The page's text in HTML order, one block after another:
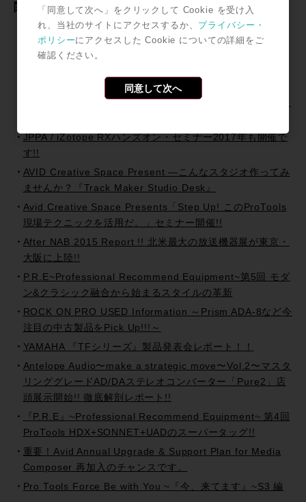
関連記事
Pro Tools 2018.7 リリース！~Pro Tools Information
Pro Tools Information / 「MTRX + S6でモニターコント
Pro Tools HD Premium I/O Promotion~Focusrite~ !!
HDX Systemと対応I/Oを購入でスペシャルバンドル＆プレ
JPPA / iZotope RXハンズオン・セミナー2017年も開催で
す!!
AVID Creative Space Present —こんなスタジオ作ってみ
ませんか？『Track Maker Studio Desk』
Avid Creative Space Presents「Step Up! このProTools
現場テクニックを活用だ。」セミナー開催!!
After NAB 2015 Report !! 北米最大の放送機器展が東京・
大阪に上陸!!
P.R.E~Professional Recommend Equipment~第5回 モダ
ン&クラシック融合から始まるスタイルの革新
ROCK ON PRO USED Information ～Prism ADA-8など今
注目の中古製品をPick Up!!!～
YAMAHA 『TFシリーズ』製品発表会レポート！！
Antelope Audio〜make a strategic move〜Vol.2〜マスタ
リンググレードAD/DAステレオコンバーター「Pure2」店
頭展示開始!! 徹底解剖レポート!!
『P.R.E』~Professional Recommend Equipment~ 第4回
ProTools HDX+SONNET+UADのスーパータッグ!!
重要！Avid Annual Upgrade & Support Plan for Media
Composer 再加入のチャンスです。
Pro Tools Force Be with You ~『今、来てます』~S3 編
「同意して次へ」をクリックして Cookie を受け入
れ、当社のサイトにアクセスするか、 プライバシー・
ポリシーにアクセスした Cookie についての詳細をご
確認ください。
同意して次へ